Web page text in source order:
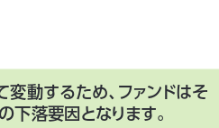
変動するため、ファンドはそ
落要因となります。